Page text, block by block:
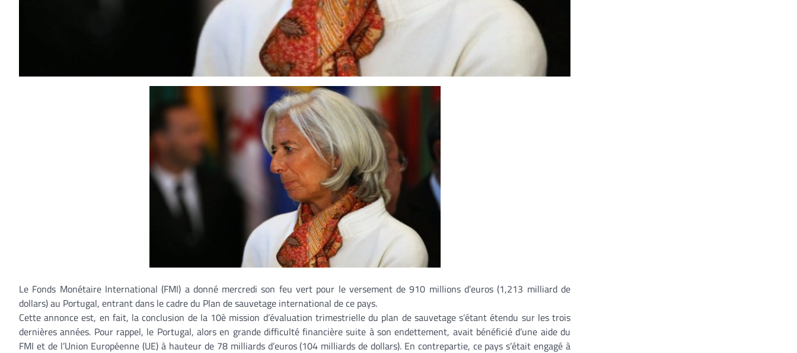
Le Fonds Monétaire International (FMI) a donné mercredi son feu vert pour le versement de 910 millions d’euros (1,213 milliard de
dollars) au Portugal, entrant dans le cadre du Plan de sauvetage international de ce pays.
Cette annonce est, en fait, la conclusion de la 10è mission d’évaluation trimestrielle du plan de sauvetage s’étant étendu sur les trois
dernières années. Pour rappel, le Portugal, alors en grande difficulté financière suite à son endettement, avait bénéficié d’une aide du
FMI et de l’Union Européenne (UE) à hauteur de 78 milliards d’euros (104 milliards de dollars). En contrepartie, ce pays s’était engagé à